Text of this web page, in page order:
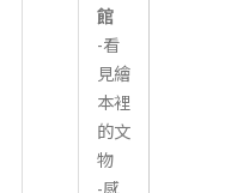
館
-看
見繪
本裡
的文
物